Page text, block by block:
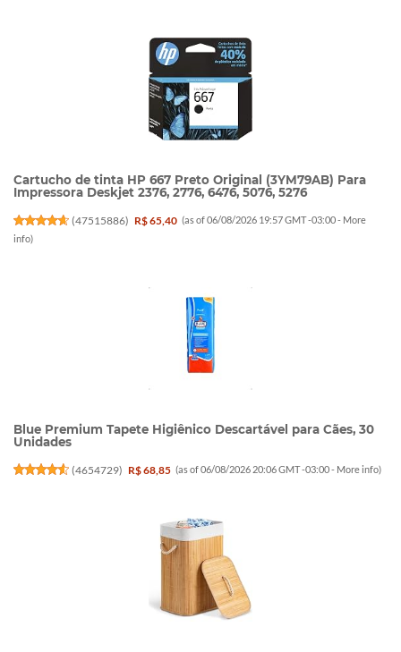
Cartucho de tinta HP 667 Preto Original (3YM79AB) Para
Impressora Deskjet 2376, 2776, 6476, 5076, 5276
(47515886) R$ 65,40 (as of 06/08/2026 19:57 GMT -03:00 - More
info)
Blue Premium Tapete Higiênico Descartável para Cães, 30
Unidades
(4654729) R$ 68,85 (as of 06/08/2026 20:06 GMT -03:00 - More info)